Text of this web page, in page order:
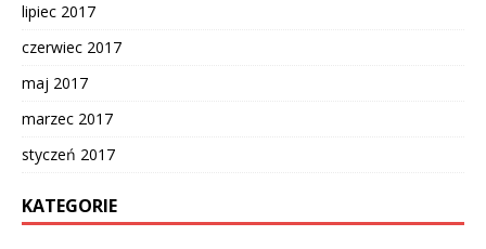
lipiec 2017
czerwiec 2017
maj 2017
marzec 2017
styczeń 2017
KATEGORIE